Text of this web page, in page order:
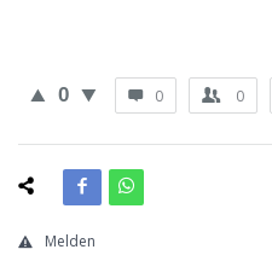
0 0 0
Melden